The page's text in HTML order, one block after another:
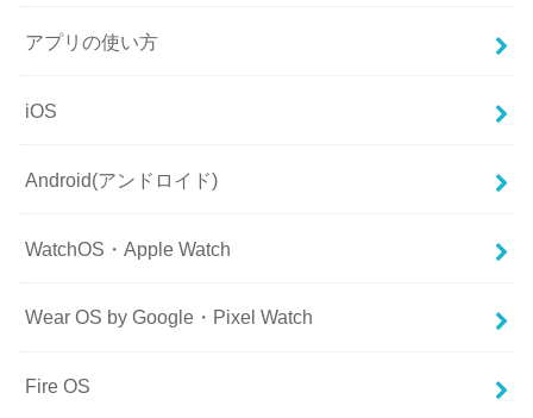
アプリの使い方
iOS
Android(アンドロイド)
WatchOS・Apple Watch
Wear OS by Google・Pixel Watch
Fire OS